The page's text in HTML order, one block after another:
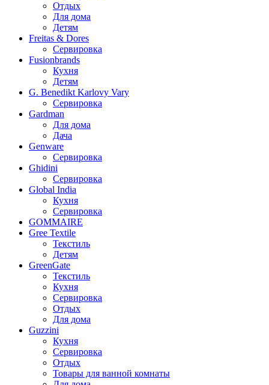
Отдых
Для дома
Детям
Freitas & Dores
Сервировка
Fusionbrands
Кухня
Детям
G. Benedikt Karlovy Vary
Сервировка
Gardman
Для дома
Дача
Genware
Сервировка
Ghidini
Сервировка
Global India
Кухня
Сервировка
GOMMAIRE
Gree Textile
Текстиль
Детям
GreenGate
Текстиль
Кухня
Сервировка
Отдых
Для дома
Guzzini
Кухня
Сервировка
Отдых
Товары для ванной комнаты